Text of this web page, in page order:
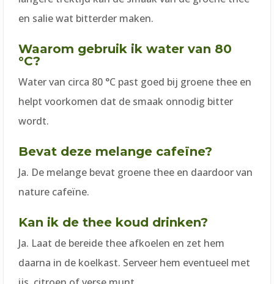
en salie wat bitterder maken.
Waarom gebruik ik water van 80
°C?
Water van circa 80 °C past goed bij groene thee en
helpt voorkomen dat de smaak onnodig bitter
wordt.
Bevat deze melange cafeïne?
Ja. De melange bevat groene thee en daardoor van
nature cafeïne.
Kan ik de thee koud drinken?
Ja. Laat de bereide thee afkoelen en zet hem
daarna in de koelkast. Serveer hem eventueel met